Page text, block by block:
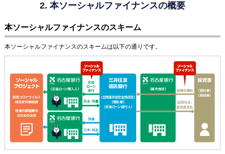
2. 本ソーシャルファイナンスの概要
本ソーシャルファイナンスのスキーム
本ソーシャルファイナンスのスキームは以下の通りです。